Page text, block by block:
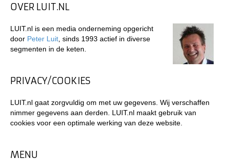
OVER LUIT.NL
LUIT.nl is een media onderneming opgericht
door Peter Luit , sinds 1993 actief in diverse
segmenten in de keten.
PRIVACY/COOKIES
LUIT.nl gaat zorgvuldig om met uw gegevens. Wij verschaffen
nimmer gegevens aan derden. LUIT.nl maakt gebruik van
cookies voor een optimale werking van deze website.
MENU